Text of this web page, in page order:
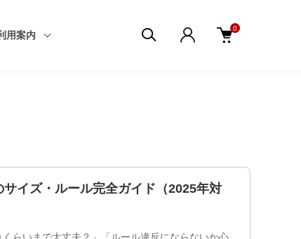
用案内
0
サイズ・ルール完全ガイド（2025年対